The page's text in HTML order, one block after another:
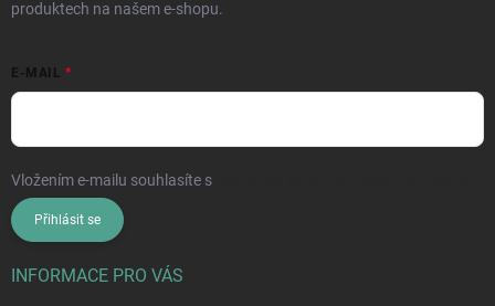
produktech na našem e-shopu.
E-MAIL
Vložením e-mailu souhlasíte s
Přihlásit se
INFORMACE PRO VÁS